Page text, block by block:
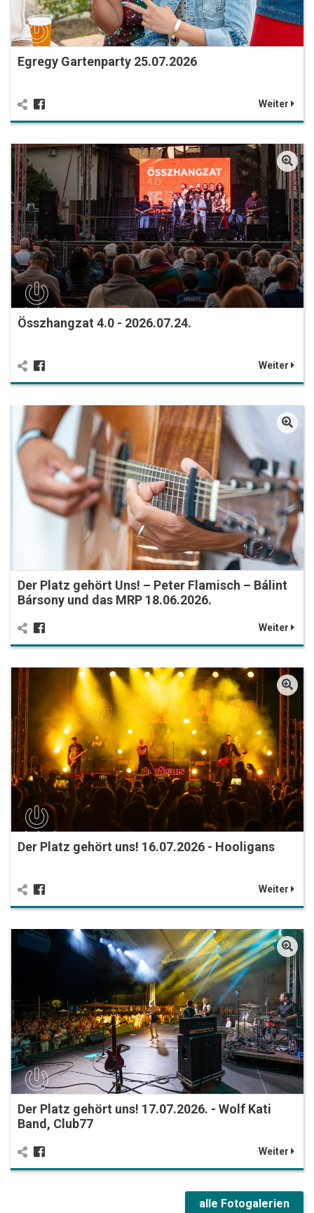
Egregy Gartenparty 25.07.2026
Weiter
Összhangzat 4.0 - 2026.07.24.
Weiter
Der Platz gehört Uns! – Peter Flamisch – Bálint
Bársony und das MRP 18.06.2026.
Weiter
Der Platz gehört uns! 16.07.2026 - Hooligans
Weiter
Der Platz gehört uns! 17.07.2026. - Wolf Kati
Band, Club77
Weiter
alle Fotogalerien